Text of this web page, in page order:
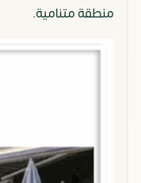
منطقة متنامية.